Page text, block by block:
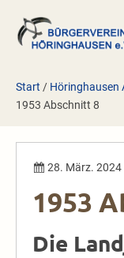
Inhalt
springen
Start / Höringhausen
1953 Abschnitt 8
28. März. 2024
1953
Die